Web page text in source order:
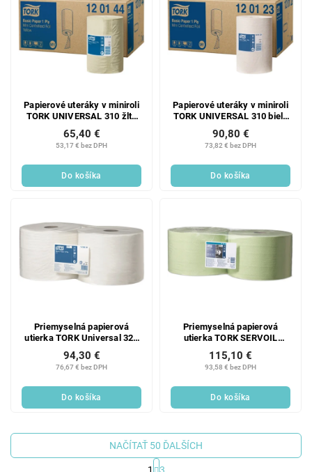
Papierové uteráky v miniroli
TORK UNIVERSAL 310 žlté
M1 - 11ks
53,17 € bez DPH
65,40 €
Do košíka
Papierové uteráky v miniroli
TORK UNIVERSAL 310 biela
M1 - 11ks
73,82 € bez DPH
90,80 €
Do košíka
Priemyselná papierová
utierka TORK Universal 320
76,67 € bez DPH
94,30 €
Do košíka
Priemyselná papierová
utierka TORK SERVOIL
93,58 € bez DPH
115,10 €
Do košíka
NAČÍTAŤ 50 ĎALŠÍCH